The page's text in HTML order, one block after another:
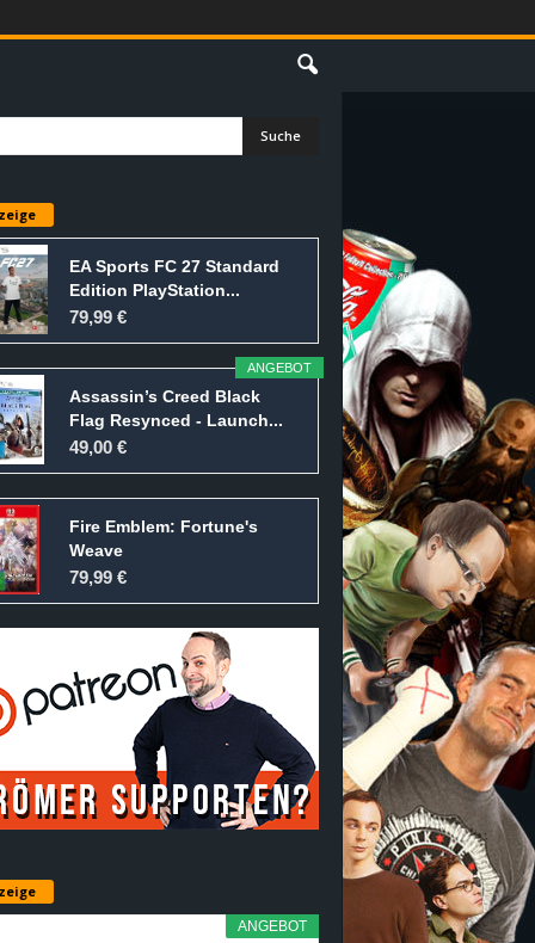
EA Sports FC 27 Standard
Edition PlayStation...
79,99 €
ANGEBOT
Assassin’s Creed Black
Flag Resynced - Launch...
49,00 €
Fire Emblem: Fortune's
Weave
79,99 €
ANGEBOT